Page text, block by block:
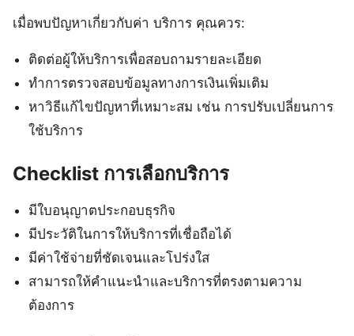
เมื่อพบปัญหาเกี่ยวกับค่า บริการ คุณควร:
ติดต่อผู้ให้บริการเพื่อสอบถามรายละเอียด
ทำการตรวจสอบข้อมูลทางการเงินเพิ่มเติม
หาวิธีแก้ไขปัญหาที่เหมาะสม เช่น การปรับเปลี่ยนการ
ใช้บริการ
Checklist การเลือกบริการ
มีใบอนุญาตประกอบธุรกิจ
มีประวัติในการให้บริการที่เชื่อถือได้
มีค่าใช้จ่ายที่ชัดเจนและโปร่งใส
สามารถให้คำแนะนำและบริการที่ตรงตามความ
ต้องการ